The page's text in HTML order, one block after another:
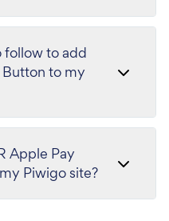
follow to add
to my
Apple Pay
Piwigo site?